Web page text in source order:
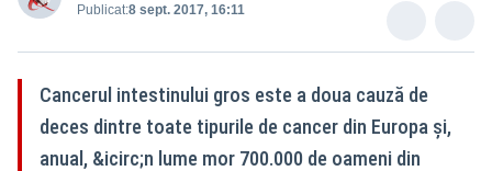
Publicat:8 sept. 2017, 16:11
Cancerul intestinului gros este a doua cauză de
deces dintre toate tipurile de cancer din Europa şi,
anual, &icirc;n lume mor 700.000 de oameni din